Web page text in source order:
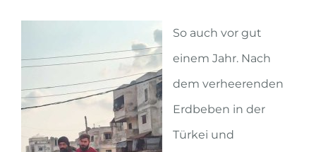
So auch vor gut
einem Jahr. Nach
dem verheerenden
Erdbeben in der
Türkei und